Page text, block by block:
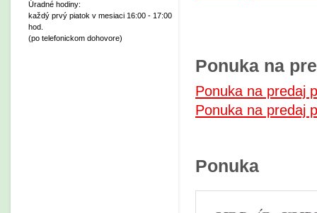
Ponuka na
Ponuka na predaj
Ponuka na predaj
Ponuka
Úradné hodiny:
každý prvý piatok v mesiaci 16:00 - 17:00
hod.
(po telefonickom dohovore)